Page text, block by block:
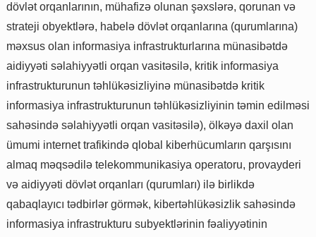
dövlət orqanlarının, mühafizə olunan şəxslərə, qorunan və
strateji obyektlərə, habelə dövlət orqanlarına (qurumlarına)
məxsus olan informasiya infrastrukturlarına münasibətdə
aidiyyəti səlahiyyətli orqan vasitəsilə, kritik informasiya
infrastrukturunun təhlükəsizliyinə münasibətdə kritik
informasiya infrastrukturunun təhlükəsizliyinin təmin edilməsi
sahəsində səlahiyyətli orqan vasitəsilə), ölkəyə daxil olan
ümumi internet trafikində qlobal kiberhücumların qarşısını
almaq məqsədilə telekommunikasiya operatoru, provayderi
və aidiyyəti dövlət orqanları (qurumları) ilə birlikdə
qabaqlayıcı tədbirlər görmək, kibertəhlükəsizlik sahəsində
informasiya infrastrukturu subyektlərinin fəaliyyətinin